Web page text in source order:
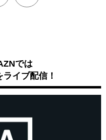
では
イブ配信！